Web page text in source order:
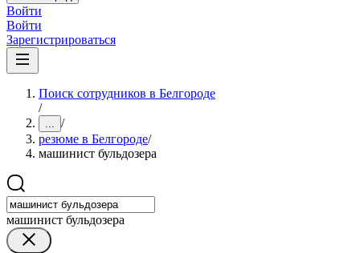
Войти
Войти
Зарегистрироваться
Поиск сотрудников в Белгороде
/
... /
резюме в Белгороде/
машинист бульдозера
машинист бульдозера